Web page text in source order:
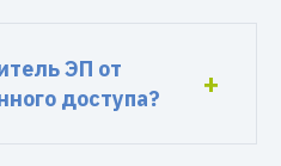
ЭП от
доступа?